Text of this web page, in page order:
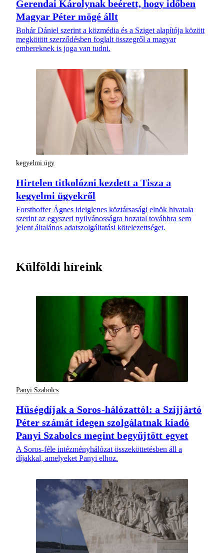
Gerendai Károlynak beérett, hogy időben
Magyar Péter mögé állt
Bohár Dániel szerint a közmédia és a Sziget alapítója között
megkötött szerződésben foglalt összegről a magyar
embereknek is joga van tudni.
kegyelmi ügy
Hirtelen titkolózni kezdett a Tisza a
kegyelmi ügyekről
Forsthoffer Ágnes ideiglenes köztársasági elnök hivatala
szerint az egyszeri nyilvánosságra hozatal továbbra sem
jelent általános adatszolgáltatási kötelezettséget.
Külföldi híreink
Panyi Szabolcs
Hűségdíjak a Soros-hálózattól: a Szijjártó
Péter számát idegen szolgálatnak kiadó
Panyi Szabolcs megint begyűjtött egyet
A Soros-féle intézményhálózat összeköttetésben áll a
díjakkal, amelyeket Panyi elhoz.